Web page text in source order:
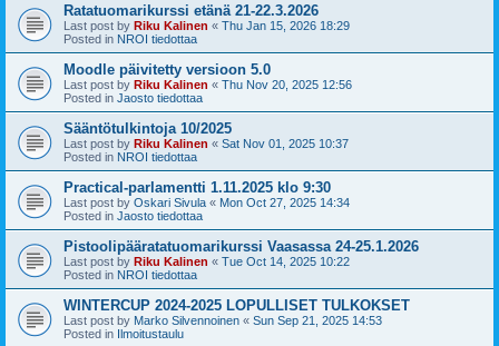
Ratatuomarikurssi etänä 21-22.3.2026
Last post by Riku Kalinen « Thu Jan 15, 2026 18:29
Posted in NROI tiedottaa
Moodle päivitetty versioon 5.0
Last post by Riku Kalinen « Thu Nov 20, 2025 12:56
Posted in Jaosto tiedottaa
Sääntötulkintoja 10/2025
Last post by Riku Kalinen « Sat Nov 01, 2025 10:37
Posted in NROI tiedottaa
Practical-parlamentti 1.11.2025 klo 9:30
Last post by Oskari Sivula « Mon Oct 27, 2025 14:34
Posted in Jaosto tiedottaa
Pistoolipääratatuomarikurssi Vaasassa 24-25.1.2026
Last post by Riku Kalinen « Tue Oct 14, 2025 10:22
Posted in NROI tiedottaa
WINTERCUP 2024-2025 LOPULLISET TULKOKSET
Last post by Marko Silvennoinen « Sun Sep 21, 2025 14:53
Posted in Ilmoitustaulu